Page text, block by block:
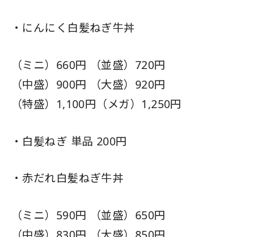
・にんにく白髪ねぎ牛丼
（ミニ）660円 （並盛）720円
（中盛）900円 （大盛）920円
（特盛）1,100円（メガ）1,250円
・白髪ねぎ 単品 200円
・赤だれ白髪ねぎ牛丼
（ミニ）590円 （並盛）650円